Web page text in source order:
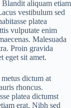
aliquam etiam
vestibulum sed
platea
vulputate enim
Malesuada
Proin gravida
eget sit amet.
dictum at
rhoncus.
platea dictumst
erat. Nibh sed